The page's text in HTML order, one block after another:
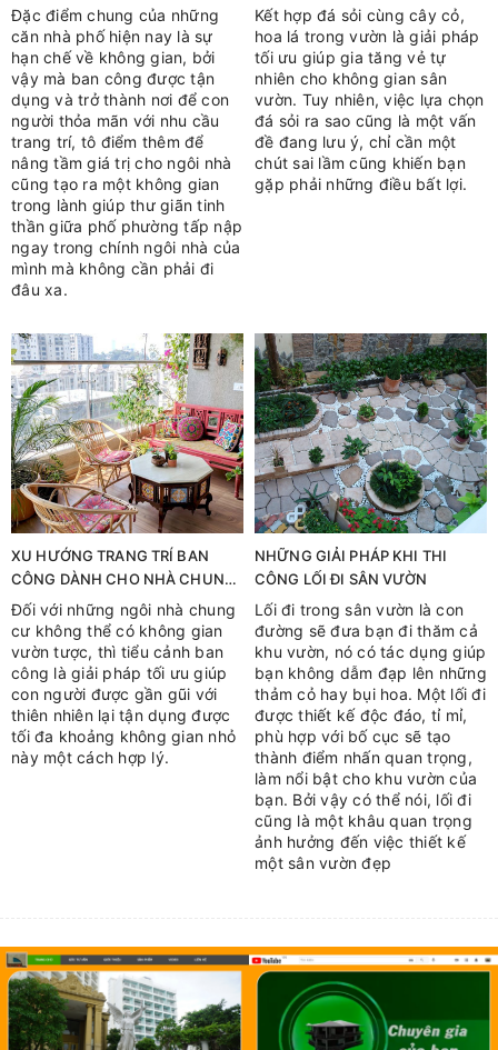
XANH
Đặc điểm chung của những
căn nhà phố hiện nay là sự
hạn chế về không gian, bởi
vậy mà ban công được tận
dụng và trở thành nơi để con
người thỏa mãn với nhu cầu
trang trí, tô điểm thêm để
nâng tầm giá trị cho ngôi nhà
cũng tạo ra một không gian
trong lành giúp thư giãn tinh
thần giữa phố phường tấp nập
ngay trong chính ngôi nhà của
mình mà không cần phải đi
đâu xa.
CẦN LƯU Ý
Kết hợp đá sỏi cùng cây cỏ,
hoa lá trong vườn là giải pháp
tối ưu giúp gia tăng vẻ tự
nhiên cho không gian sân
vườn. Tuy nhiên, việc lựa chọn
đá sỏi ra sao cũng là một vấn
đề đang lưu ý, chỉ cần một
chút sai lầm cũng khiến bạn
gặp phải những điều bất lợi.
XU HƯỚNG TRANG TRÍ BAN
CÔNG DÀNH CHO NHÀ CHUNG
CƯ 2019
Đối với những ngôi nhà chung
cư không thể có không gian
vườn tược, thì tiểu cảnh ban
công là giải pháp tối ưu giúp
con người được gần gũi với
thiên nhiên lại tận dụng được
tối đa khoảng không gian nhỏ
này một cách hợp lý.
NHỮNG GIẢI PHÁP KHI THI
CÔNG LỐI ĐI SÂN VƯỜN
Lối đi trong sân vườn là con
đường sẽ đưa bạn đi thăm cả
khu vườn, nó có tác dụng giúp
bạn không dẫm đạp lên những
thảm cỏ hay bụi hoa. Một lối đi
được thiết kế độc đáo, tỉ mỉ,
phù hợp với bố cục sẽ tạo
thành điểm nhấn quan trọng,
làm nổi bật cho khu vườn của
bạn. Bởi vậy có thể nói, lối đi
cũng là một khâu quan trọng
ảnh hưởng đến việc thiết kế
một sân vườn đẹp